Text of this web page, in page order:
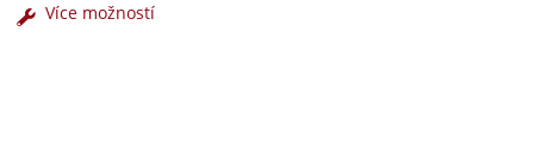
Více možností